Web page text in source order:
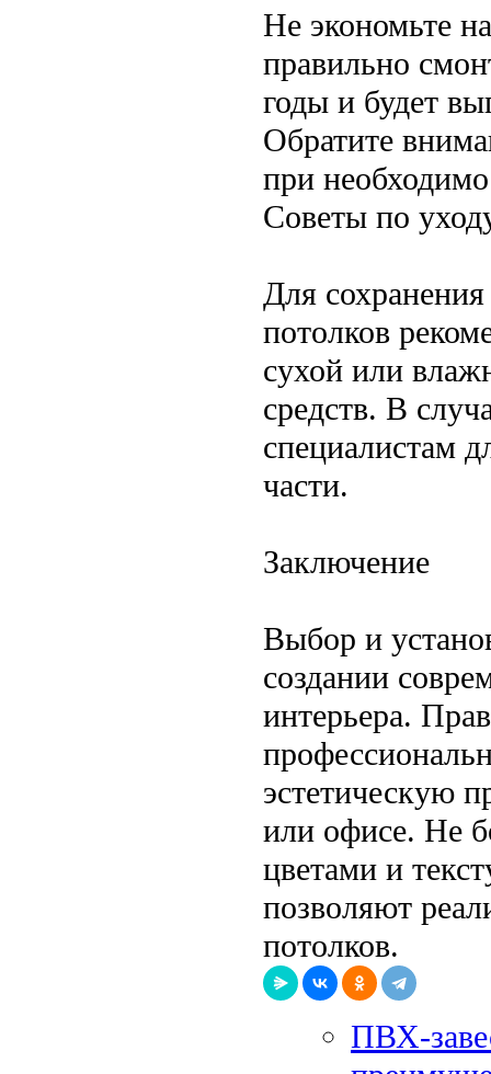
Не экономьте
правильно
годы и будет
Обратите
при
Советы по
Для
потолков
сухой или
средств. В
специалистам
части.
Заключение
Выбор и
создании
интерьера.
эстетическую
или офисе. Не
цветами и
позволяют
потолков.
ПВХ-